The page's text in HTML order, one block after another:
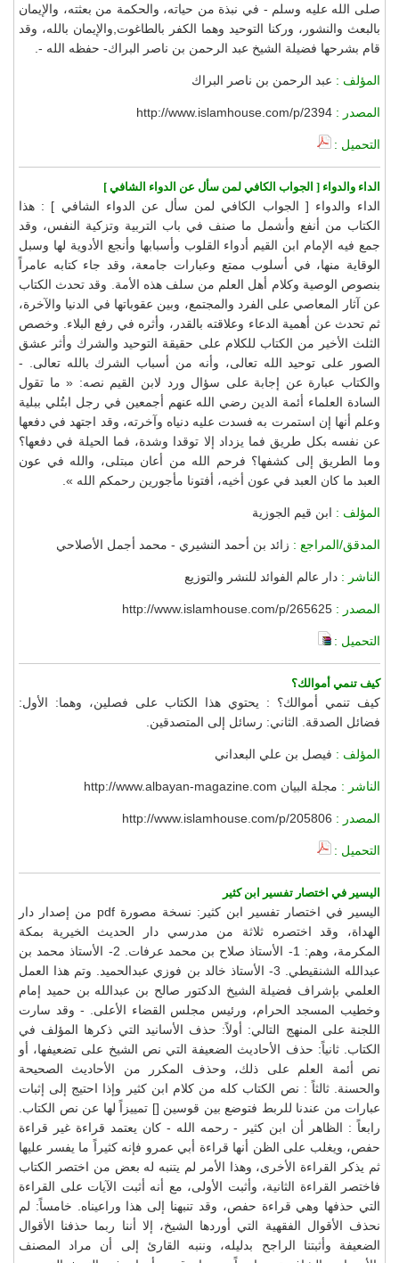
صلى الله عليه وسلم - في نبذة من حياته، والحكمة من بعثته، والإيمان
بالبعث والنشور، وركنا التوحيد وهما الكفر بالطاغوت,والإيمان بالله، وقد
قام بشرحها فضيلة الشيخ عبد الرحمن بن ناصر البراك- حفظه الله -.
المؤلف : عبد الرحمن بن ناصر البراك
المصدر : http://www.islamhouse.com/p/2394
التحميل :
الداء والدواء [ الجواب الكافي لمن سأل عن الدواء الشافي ]
الداء والدواء [ الجواب الكافي لمن سأل عن الدواء الشافي ] : هذا
الكتاب من أنفع وأشمل ما صنف في باب التربية وتزكية النفس، وقد
جمع فيه الإمام ابن القيم أدواء القلوب وأسبابها وأنجع الأدوية لها وسبل
الوقاية منها، في أسلوب ممتع وعبارات جامعة، وقد جاء كتابه عامراً
بنصوص الوصية وكلام أهل العلم من سلف هذه الأمة. وقد تحدث الكتاب
عن آثار المعاصي على الفرد والمجتمع، وبين عقوباتها في الدنيا والآخرة،
ثم تحدث عن أهمية الدعاء وعلاقته بالقدر، وأثره في رفع البلاء. وخصص
الثلث الأخير من الكتاب للكلام على حقيقة التوحيد والشرك وأثر عشق
الصور على توحيد الله تعالى، وأنه من أسباب الشرك بالله تعالى. -
والكتاب عبارة عن إجابة على سؤال ورد لابن القيم نصه: « ما تقول
السادة العلماء أئمة الدين رضي الله عنهم أجمعين في رجل ابتُلي ببلية
وعلم أنها إن استمرت به فسدت عليه دنياه وآخرته، وقد اجتهد في دفعها
عن نفسه بكل طريق فما يزداد إلا توقدا وشدة، فما الحيلة في دفعها؟
وما الطريق إلى كشفها؟ فرحم الله من أعان مبتلى، والله في عون
العبد ما كان العبد في عون أخيه، أفتونا مأجورين رحمكم الله ».
المؤلف : ابن قيم الجوزية
المدقق/المراجع : زائد بن أحمد النشيري - محمد أجمل الأصلاحي
الناشر : دار عالم الفوائد للنشر والتوزيع
المصدر : http://www.islamhouse.com/p/265625
التحميل :
كيف تنمي أموالك؟
كيف تنمي أموالك؟ : يحتوي هذا الكتاب على فصلين، وهما: الأول:
فضائل الصدقة. الثاني: رسائل إلى المتصدقين.
المؤلف : فيصل بن علي البعداني
الناشر : مجلة البيان http://www.albayan-magazine.com
المصدر : http://www.islamhouse.com/p/205806
التحميل :
اليسير في اختصار تفسير ابن كثير
اليسير في اختصار تفسير ابن كثير: نسخة مصورة pdf من إصدار دار
الهداة، وقد اختصره ثلاثة من مدرسي دار الحديث الخيرية بمكة
المكرمة، وهم: 1- الأستاذ صلاح بن محمد عرفات. 2- الأستاذ محمد بن
عبدالله الشنقيطي. 3- الأستاذ خالد بن فوزي عبدالحميد. وتم هذا العمل
العلمي بإشراف فضيلة الشيخ الدكتور صالح بن عبدالله بن حميد إمام
وخطيب المسجد الحرام، ورئيس مجلس القضاء الأعلى. - وقد سارت
اللجنة على المنهج التالي: أولاً: حذف الأسانيد التي ذكرها المؤلف في
الكتاب. ثانياً: حذف الأحاديث الضعيفة التي نص الشيخ على تضعيفها، أو
نص أئمة العلم على ذلك، وحذف المكرر من الأحاديث الصحيحة
والحسنة. ثالثاً : نص الكتاب كله من كلام ابن كثير وإذا احتيج إلى إثبات
عبارات من عندنا للربط فتوضع بين قوسين [] تمييزاً لها عن نص الكتاب.
رابعاً : الظاهر أن ابن كثير - رحمه الله - كان يعتمد قراءة غير قراءة
حفص، ويغلب على الظن أنها قراءة أبي عمرو فإنه كثيراً ما يفسر عليها
ثم يذكر القراءة الأخرى، وهذا الأمر لم يتنبه له بعض من اختصر الكتاب
فاختصر القراءة الثانية، وأثبت الأولى، مع أنه أثبت الآيات على القراءة
التي حذفها وهي قراءة حفص، وقد تنبهنا إلى هذا وراعيناه. خامساً: لم
نحذف الأقوال الفقهية التي أوردها الشيخ، إلا أننا ربما حذفنا الأقوال
الضعيفة وأثبتنا الراجح بدليله، وننبه القارئ إلى أن مراد المصنف